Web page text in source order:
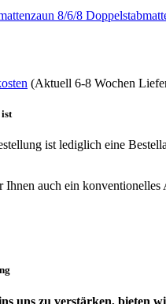
(Aktuell 6-8 Wochen
ist lediglich eine
auch ein konventionelles
uns zu verstärken, bieten